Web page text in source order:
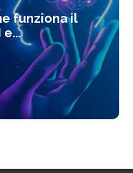
funziona il
e...